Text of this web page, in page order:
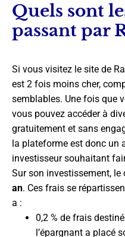
Quels sont
passant par
Si vous visitez le site de
est 2 fois moins cher,
semblables. Une fois que
vous pouvez accéder à
gratuitement et sans
la plateforme est donc un
investisseur souhaitant
Sur son investissement, le
an. Ces frais se
a :
0,2 % de frais
l’épargnant a placé